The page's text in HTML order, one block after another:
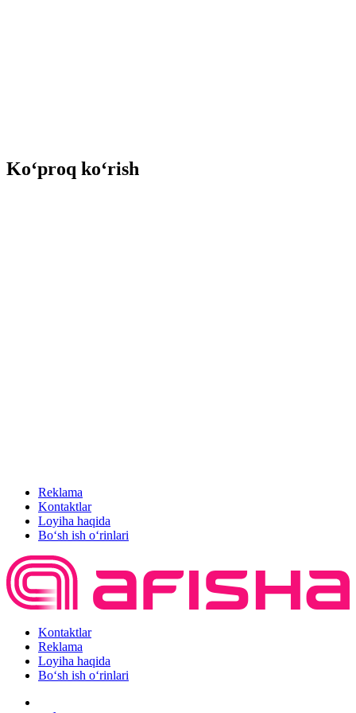
Ko‘proq ko‘rish
Reklama
Kontaktlar
Loyiha haqida
Bo‘sh ish o‘rinlari
Kontaktlar
Reklama
Loyiha haqida
Bo‘sh ish o‘rinlari